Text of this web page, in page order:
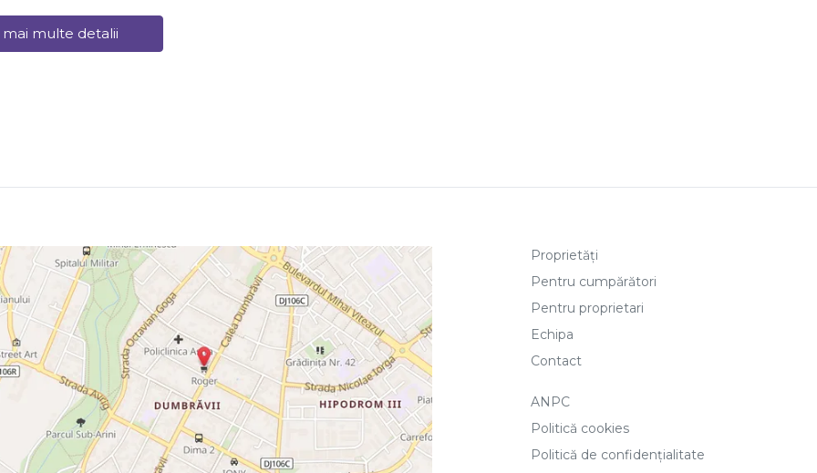
mai multe detalii
Proprietăți
Pentru cumpărători
Pentru proprietari
Echipa
Contact
ANPC
Politică cookies
Politică de confidențialitate